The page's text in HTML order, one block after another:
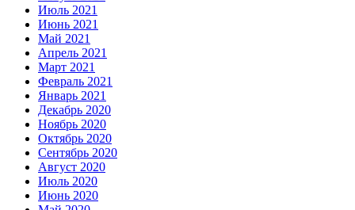
Июль 2021
Июнь 2021
Май 2021
Апрель 2021
Март 2021
Февраль 2021
Январь 2021
Декабрь 2020
Ноябрь 2020
Октябрь 2020
Сентябрь 2020
Август 2020
Июль 2020
Июнь 2020